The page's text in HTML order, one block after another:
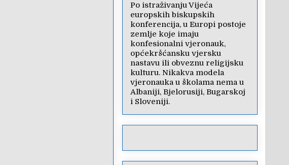
Po istraživanju Vijeća
europskih biskupskih
konferencija, u Europi postoje
zemlje koje imaju
konfesionalni vjeronauk,
općekršćansku vjersku
nastavu ili obveznu religijsku
kulturu. Nikakva modela
vjeronauka u školama nema u
Albaniji, Bjelorusiji, Bugarskoj
i Sloveniji.